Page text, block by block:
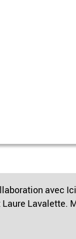
avec
Lavalette.